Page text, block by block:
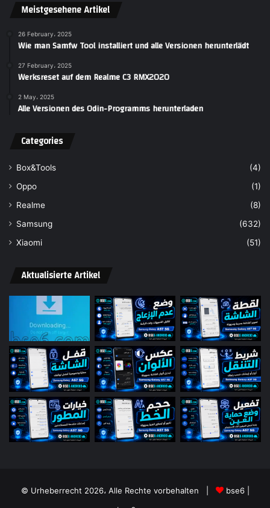
Meistgesehene Artikel
26 February، 2025
Wie man Samfw Tool installiert und alle Versionen herunterlädt
27 February، 2025
Werksreset auf dem Realme C3 RMX2020
2 May، 2025
Alle Versionen des Odin-Programms herunterladen
Categories
Box&Tools
(4)
Oppo
(1)
Realme
(8)
Samsung
(632)
Xiaomi
(51)
Aktualisierte Artikel
© Urheberrecht 2026، Alle Rechte vorbehalten |
bse6 |